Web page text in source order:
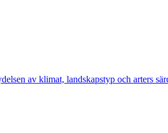
av klimat, landskapstyp och arters